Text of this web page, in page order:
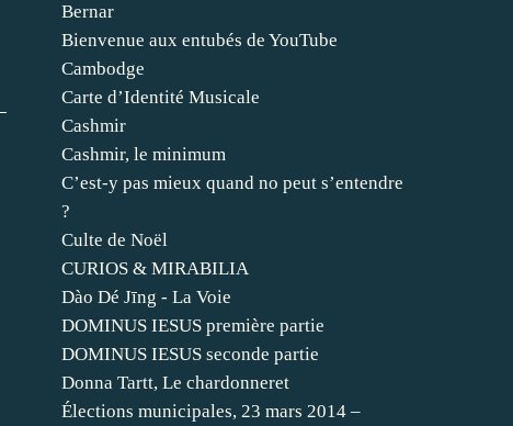
Bernar
Bienvenue aux entubés de YouTube
Cambodge
Carte d’Identité Musicale
Cashmir
Cashmir, le minimum
C’est-y pas mieux quand no peut s’entendre
?
Culte de Noël
CURIOS & MIRABILIA
Dào Dé Jīng - La Voie
DOMINUS IESUS première partie
DOMINUS IESUS seconde partie
Donna Tartt, Le chardonneret
Élections municipales, 23 mars 2014 –